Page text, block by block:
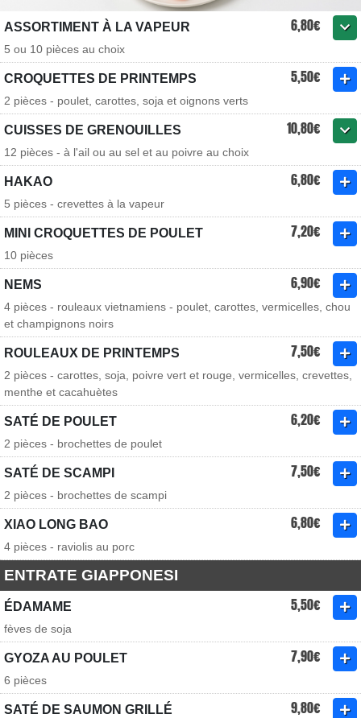
ASSORTIMENT À LA VAPEUR 6,80€
5 ou 10 pièces au choix
CROQUETTES DE PRINTEMPS 5,50€
2 pièces - poulet, carottes, soja et oignons verts
CUISSES DE GRENOUILLES 10,80€
12 pièces - à l'ail ou au sel et au poivre au choix
HAKAO 6,80€
5 pièces - crevettes à la vapeur
MINI CROQUETTES DE POULET 7,20€
10 pièces
NEMS 6,90€
4 pièces - rouleaux vietnamiens - poulet, carottes, vermicelles, chou
et champignons noirs
ROULEAUX DE PRINTEMPS 7,50€
2 pièces - carottes, soja, poivre vert et rouge, vermicelles, crevettes,
menthe et cacahuètes
SATÉ DE POULET 6,20€
2 pièces - brochettes de poulet
SATÉ DE SCAMPI 7,50€
2 pièces - brochettes de scampi
XIAO LONG BAO 6,80€
4 pièces - raviolis au porc
ENTRATE GIAPPONESI
ÉDAMAME 5,50€
fèves de soja
GYOZA AU POULET 7,90€
6 pièces
SATÉ DE SAUMON GRILLÉ 9,80€